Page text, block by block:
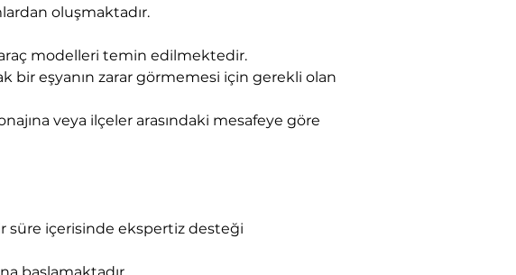
oluşmaktadır.
modelleri temin edilmektedir.
bir eşyanın zarar görmemesi için gerekli olan
veya ilçeler arasındaki mesafeye göre
süre içerisinde ekspertiz desteği